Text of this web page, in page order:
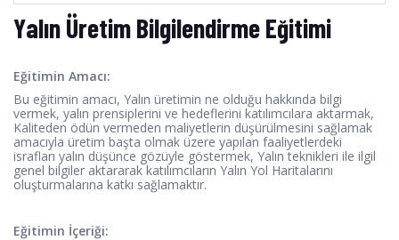
Yalın Üretim Bilgilendirme Eğitimi
Eğitimin Amacı:
Bu eğitimin amacı, Yalın üretimin ne olduğu hakkında bilgi
vermek, yalın prensiplerini ve hedeflerini katılımcılara aktarmak,
Kaliteden ödün vermeden maliyetlerin düşürülmesini sağlamak
amacıyla üretim başta olmak üzere yapılan faaliyetlerdeki
israfları yalın düşünce gözüyle göstermek, Yalın teknikleri ile ilgil
genel bilgiler aktararak katılımcıların Yalın Yol Haritalarını
oluşturmalarına katkı sağlamaktır.
Eğitimin İçeriği: